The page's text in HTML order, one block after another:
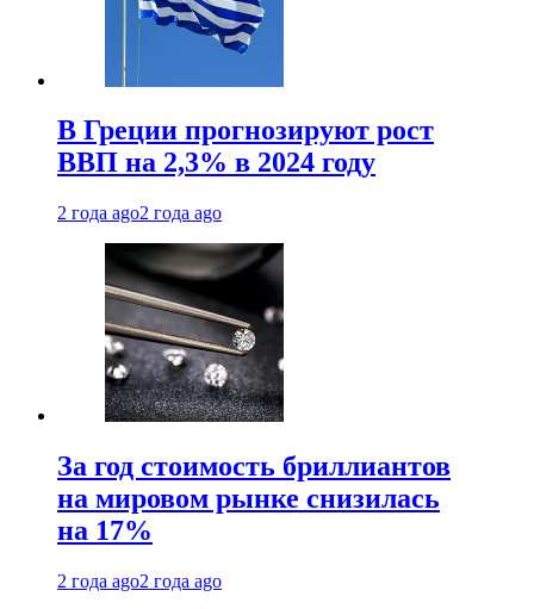
В Греции прогнозируют рост
ВВП на 2,3% в 2024 году
2 года ago2 года ago
За год стоимость бриллиантов
на мировом рынке снизилась
на 17%
2 года ago2 года ago